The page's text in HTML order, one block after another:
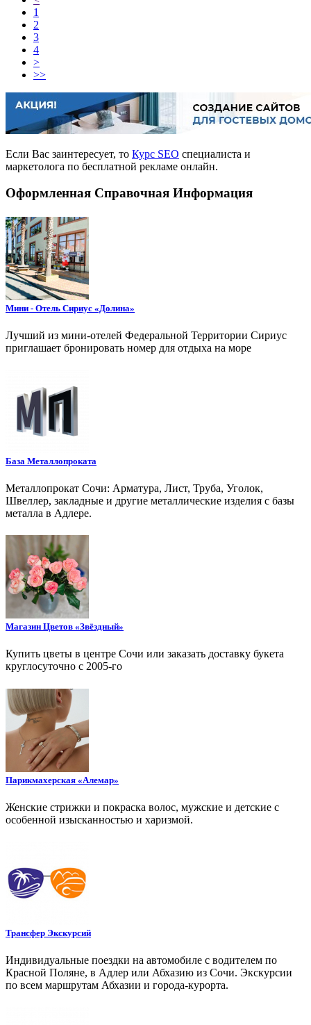
1
2
3
4
>
>>
Если Вас заинтересует, то Курс SEO специалиста и
маркетолога по бесплатной рекламе онлайн.
Оформленная Справочная Информация
Мини - Отель Сириус «Долина»
Лучший из мини-отелей Федеральной Территории Сириус
приглашает бронировать номер для отдыха на море
База Металлопроката
Металлопрокат Сочи: Арматура, Лист, Труба, Уголок,
Швеллер, закладные и другие металлические изделия с базы
металла в Адлере.
Магазин Цветов «Звёздный»
Купить цветы в центре Сочи или заказать доставку букета
круглосуточно с 2005-го
Парикмахерская «Алемар»
Женские стрижки и покраска волос, мужские и детские с
особенной изысканностью и харизмой.
Трансфер Экскурсий
Индивидуальные поездки на автомобиле с водителем по
Красной Поляне, в Адлер или Абхазию из Сочи. Экскурсии
по всем маршрутам Абхазии и города-курорта.